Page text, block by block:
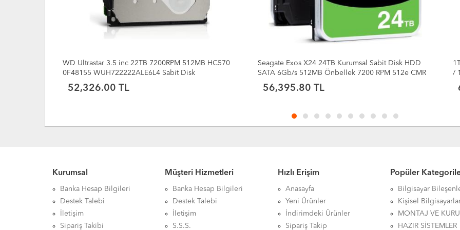
inc 22TB 7200RPM 512MB HC570
Sabit Disk
Seagate Exos X24 24TB Kurumsal Sabit Disk HDD
SATA 6Gb/s 512MB Önbellek 7200 RPM 512e CMR
1TB PX500 Gen3x4 M.2 NVMe SSD
/ 1650MB Yazma)
Kurumsal
Banka Hesap Bilgileri
Destek Talebi
İletişim
Sipariş Takibi
Müşteri Hizmetleri
Banka Hesap Bilgileri
Destek Talebi
İletişim
S.S.S.
Hızlı Erişim
Anasayfa
Yeni Ürünler
İndirimdeki Ürünler
Sipariş Takip
Popüler
Bilgisayar
Kişisel
MONTAJ VE
HAZIR SİSTEMLER